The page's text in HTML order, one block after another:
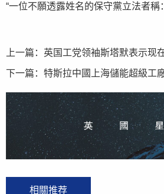
“一位不願透露姓名的保守黨立法者
上一篇： 英国工党领袖斯塔默表示现
下一篇： 特斯拉中國上海儲能超級工
相關推荐